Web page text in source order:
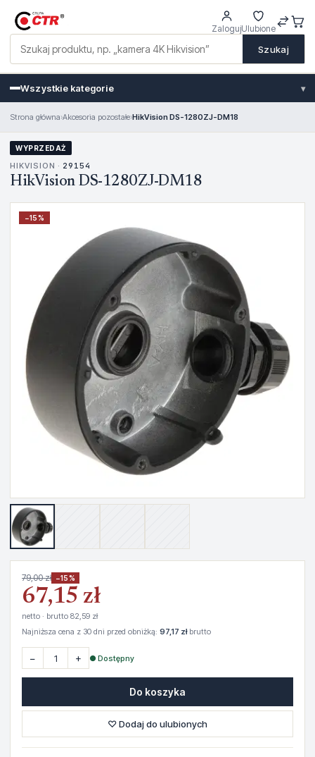
Szukaj
ZalogujUlubione
Wszystkie kategorie ▾
Strona główna›Akcesoria pozostałe›HikVision DS-1280ZJ-DM18
WYPRZEDAŻ
HIKVISION · 29154
HikVision DS-1280ZJ-DM18
−15%
79,00 zł −15%
67,15 zł
netto · brutto 82,59 zł
Najniższa cena z 30 dni przed obniżką: 97,17 złbrutto
− + ● Dostępny
Do koszyka
♡ Dodaj do ulubionych